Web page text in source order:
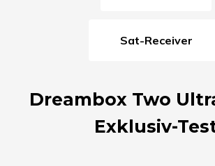
Sat-Receiver
Dreambox Two
Exklusiv-